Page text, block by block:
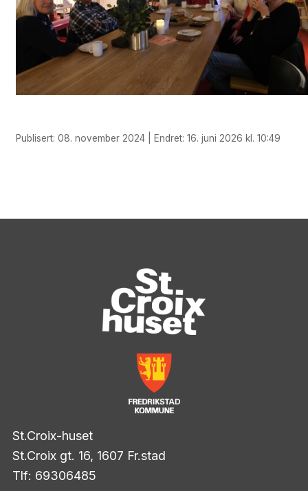
Publisert: 08. november 2024 | Endret: 16. juni 2026 kl. 10:49
St.Croix-huset
St.Croix gt. 16, 1607 Fr.stad
Tlf: 69306485